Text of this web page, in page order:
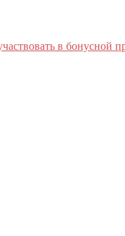
в бонусной